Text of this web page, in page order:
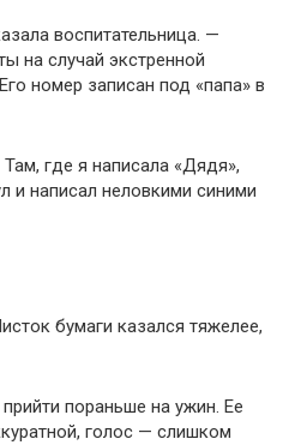
воспитательница. —
на случай экстренной
номер записан под «папа» в
где я написала «Дядя»,
и написал неловкими синими
бумаги казался тяжелее,
пораньше на ужин. Ее
голос — слишком